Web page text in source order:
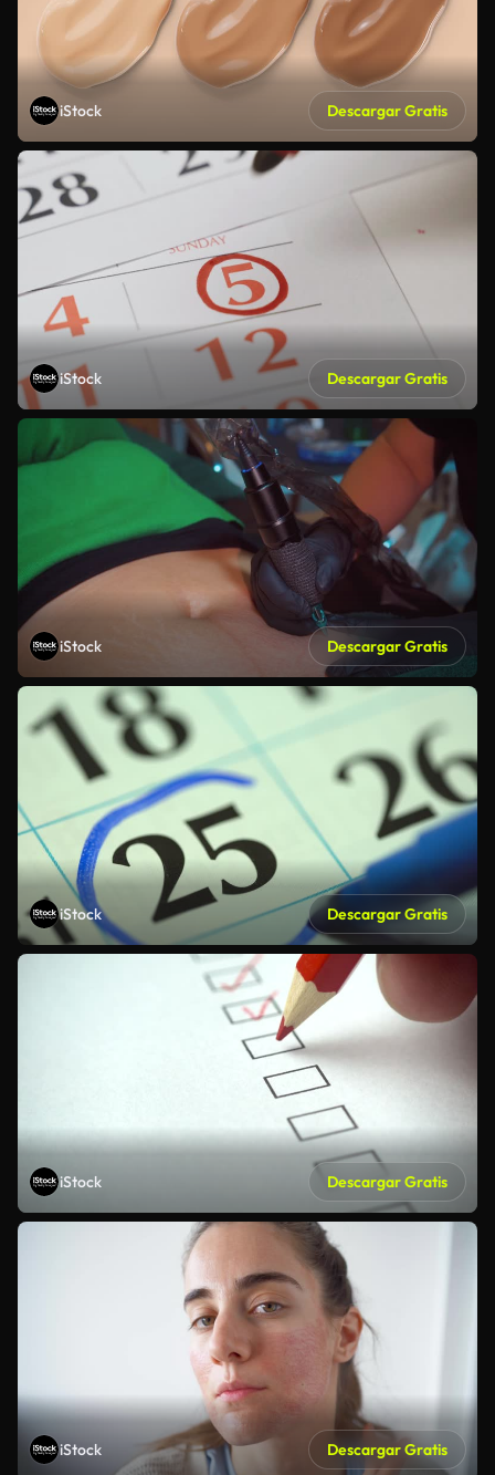
iStock Descargar Gratis
iStock Descargar Gratis
iStock Descargar Gratis
iStock Descargar Gratis
iStock Descargar Gratis
iStock Descargar Gratis